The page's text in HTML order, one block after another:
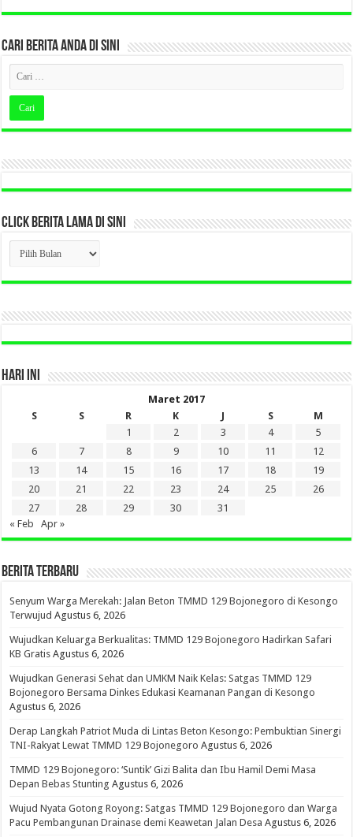
CARI BERITA ANDA DI SINI
CLICK BERITA LAMA DI SINI
CLICK
BERITA
LAMA
DI
HARI INI
Maret 2017
S
S R K J S
M
1
2 3 4
5
6
7 8 9 10 11
12
13
14 15 16 17 18
19
20
21 22 23 24 25
26
27
28 29 30
31
« Feb
Apr »
BERITA TERBARU
Senyum Warga Merekah: Jalan Beton TMMD 129 Bojonegoro di Kesongo
Terwujud Agustus 6, 2026
Wujudkan Keluarga Berkualitas: TMMD 129 Bojonegoro Hadirkan Safari
KB Gratis Agustus 6, 2026
Wujudkan Generasi Sehat dan UMKM Naik Kelas: Satgas TMMD 129
Bojonegoro Bersama Dinkes Edukasi Keamanan Pangan di Kesongo
Agustus 6, 2026
Derap Langkah Patriot Muda di Lintas Beton Kesongo: Pembuktian Sinergi
TNI-Rakyat Lewat TMMD 129 Bojonegoro Agustus 6, 2026
TMMD 129 Bojonegoro: ‘Suntik’ Gizi Balita dan Ibu Hamil Demi Masa
Depan Bebas Stunting Agustus 6, 2026
Wujud Nyata Gotong Royong: Satgas TMMD 129 Bojonegoro dan Warga
Pacu Pembangunan Drainase demi Keawetan Jalan Desa Agustus 6, 2026